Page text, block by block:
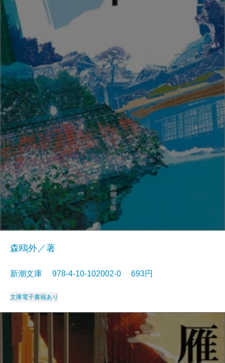
森鴎外／著
新潮文庫 978-4-10-102002-0 693円
文庫電子書籍あり